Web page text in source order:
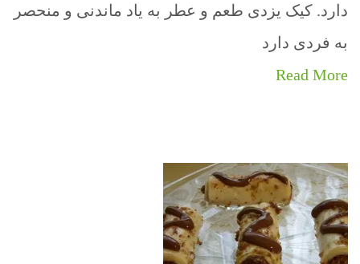
دارد. کیک یزدی طعم و عطر به یاد ماندنی و منحصر
به فردی دارد
Read More